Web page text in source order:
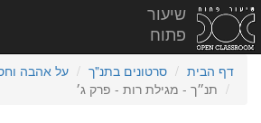
שיעור
פתוח
דף הבית סרטונים בתנ"ך על אהבה
תנ״ך - מגילת רות - פרק ג׳